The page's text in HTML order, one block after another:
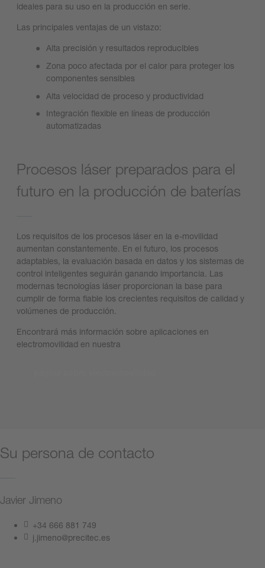
ideales para su uso en la producción en serie.
Las principales ventajas de un vistazo:
Alta precisión y resultados reproducibles
Zona poco afectada por el calor para proteger los
componentes sensibles
Alta velocidad de proceso y productividad
Integración flexible en líneas de producción
automatizadas
Procesos láser preparados para el
futuro en la producción de baterías
Los requisitos de los procesos láser en la e-movilidad
aumentan constantemente. En el futuro, los procesos
adaptables, la evaluación basada en datos y los sistemas de
control inteligentes seguirán ganando importancia. Las
modernas tecnologías láser proporcionan la base para
cumplir de forma fiable los crecientes requisitos de calidad y
volúmenes de producción.
Encontrará más información sobre aplicaciones en
electromovilidad en nuestra
Su persona de contacto
Javier Jimeno
+34 666 881 749
j.jimeno@precitec.es